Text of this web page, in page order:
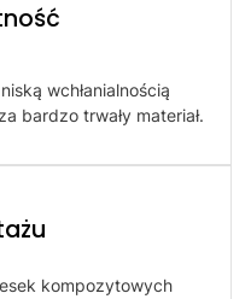
wchłanialnością
bardzo trwały materiał.
kompozytowych